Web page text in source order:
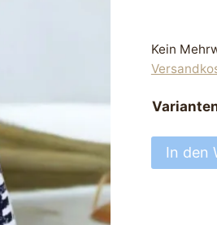
Kein
mit
In den